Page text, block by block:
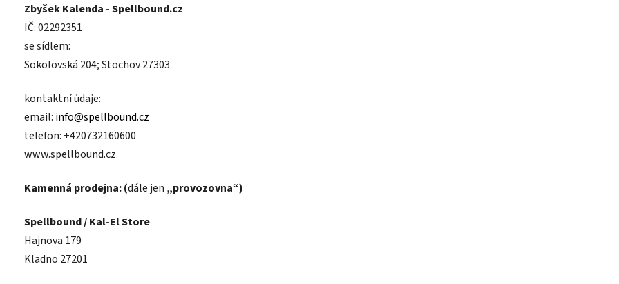
Zbyšek Kalenda - Spellbound.cz
IČ: 02292351
se sídlem:
Sokolovská 204; Stochov 27303
kontaktní údaje:
email: info@spellbound.cz
telefon: +420732160600
www.spellbound.cz
Kamenná prodejna: (dále jen „provozovna“)
Spellbound / Kal-El Store
Hajnova 179
Kladno 27201